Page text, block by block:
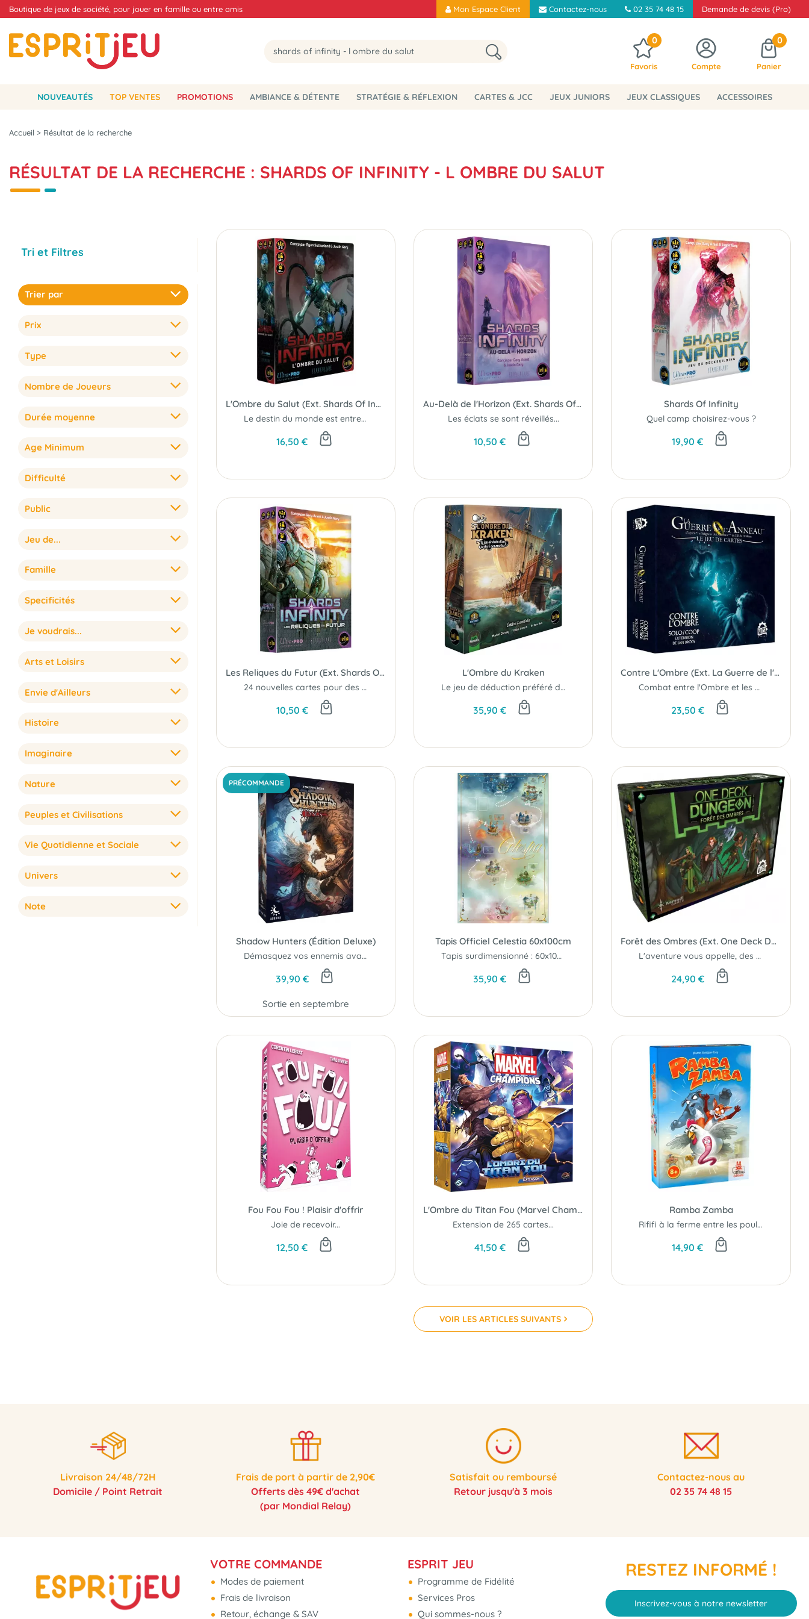
Boutique de jeux de société, pour jouer en famille ou entre amis Mon Espace Client Contactez-nous 02 35 74 48 15 Demande de devis (Pro)
0
Favoris Compte
0
Panier
NOUVEAUTÉS TOP VENTES PROMOTIONS AMBIANCE & DÉTENTE STRATÉGIE & RÉFLEXION CARTES & JCC JEUX JUNIORS JEUX CLASSIQUES ACCESSOIRES
Accueil > Résultat de la recherche
RÉSULTAT DE LA RECHERCHE : SHARDS OF INFINITY - L OMBRE DU SALUT
Tri et Filtres
Trier par
Prix
Type
Nombre de Joueurs
Durée moyenne
Age Minimum
Difficulté
Public
Jeu de...
Famille
Specificités
Je voudrais...
Arts et Loisirs
Envie d'Ailleurs
Histoire
Imaginaire
Nature
Peuples et Civilisations
Vie Quotidienne et Sociale
Univers
Note
L'Ombre du Salut (Ext. Shards Of Infinity)
Le destin du monde est entre vos main...
16,50 €
Au-Delà de l'Horizon (Ext. Shards Of Infinity)
Les éclats se sont réveillés...
10,50 €
Shards Of Infinity
Quel camp choisirez-vous ?
19,90 €
Les Reliques du Futur (Ext. Shards Of Infinity)
24 nouvelles cartes pour des stratégies toujours plus variées...
10,50 €
L'Ombre du Kraken
Le jeu de déduction préféré des marins ...
35,90 €
Contre L'Ombre (Ext. La Guerre de l'Anneau - JDC)
Combat entre l'Ombre et les Peuples Libres...
23,50 €
PRÉCOMMANDE
Shadow Hunters (Édition Deluxe)
Démasquez vos ennemis avant qu’ils ne frappent !
39,90 €
Sortie en septembre
Tapis Officiel Celestia 60x100cm
Tapis surdimensionné : 60x100cm
35,90 €
Forêt des Ombres (Ext. One Deck Dungeon)
L'aventure vous appelle, des monstres se sont répandus à travers le pays...
24,90 €
Fou Fou Fou ! Plaisir d'offrir
Joie de recevoir...
12,50 €
L'Ombre du Titan Fou (Marvel Champions JCE)
Extension de 265 cartes...
41,50 €
Ramba Zamba
Rififi à la ferme entre les poules, les renards, les chiens...et les vers de terre...
14,90 €
VOIR LES ARTICLES SUIVANTS
Livraison 24/48/72H
Domicile / Point Retrait
Frais de port à partir de 2,90€
Offerts dès 49€ d'achat
(par Mondial Relay)
Satisfait ou remboursé
Retour jusqu'à 3 mois
Contactez-nous au
02 35 74 48 15
VOTRE COMMANDE
Modes de paiement
Frais de livraison
Retour, échange & SAV
ESPRIT JEU
Programme de Fidélité
Services Pros
Qui sommes-nous ?
RESTEZ INFORMÉ !
Inscrivez-vous à notre newsletter